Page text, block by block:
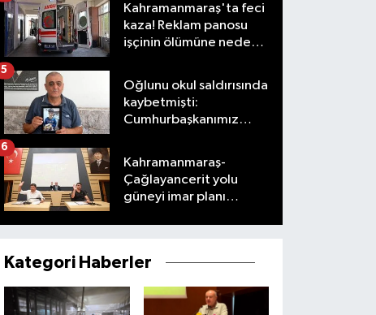
Kahramanmaraş'ta feci
kaza! Reklam panosu
işçinin ölümüne neden
Oğlunu okul saldırısında
kaybetmişti:
Cumhurbaşkanımız
5
Kahramanmaraş-
Çağlayancerit yolu
güneyi imar planı
6
Kategori Haberler